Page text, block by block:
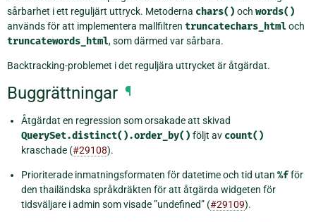
sårbarhet i ett reguljärt uttryck. Metoderna chars() och words()
används för att implementera mallfiltren truncatechars_htmloch
truncatewords_html, som därmed var sårbara.
Backtracking-problemet i det reguljära uttrycket är åtgärdat.
Buggrättningar ¶
Åtgärdat en regression som orsakade att skivad
QuerySet.distinct().order_by() följt av count()
kraschade (#29108).
Prioriterade inmatningsformaten för datetime och tid utan %fför
den thailändska språkdräkten för att åtgärda widgeten för
tidsväljare i admin som visade ”undefined” (#29109).